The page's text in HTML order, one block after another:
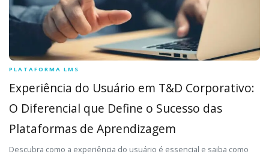
PLATAFORMA LMS
Experiência do Usuário em T&D Corporativo:
O Diferencial que Define o Sucesso das
Plataformas de Aprendizagem
Descubra como a experiência do usuário é essencial e saiba como